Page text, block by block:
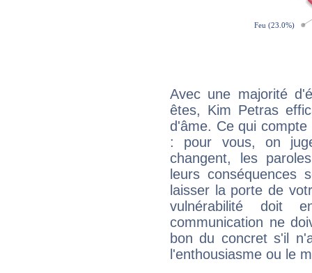
Avec une majorité
êtes, Kim Petras
d'âme. Ce qui
: pour vous, on
changent, les
leurs conséquences
laisser la porte de
vulnérabilité doit
communication ne
bon du concret s'il
l'enthousiasme ou le